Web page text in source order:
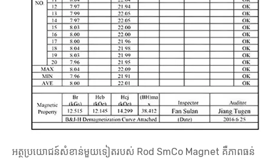
អត្ថប្រយោជន៍សំខាន់មួយទៀតរបស់ Rod SmCo Magnet គឺភាពធន់